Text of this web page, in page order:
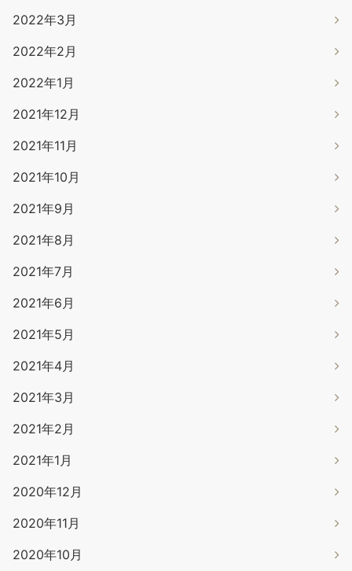
2022年3月
2022年2月
2022年1月
2021年12月
2021年11月
2021年10月
2021年9月
2021年8月
2021年7月
2021年6月
2021年5月
2021年4月
2021年3月
2021年2月
2021年1月
2020年12月
2020年11月
2020年10月